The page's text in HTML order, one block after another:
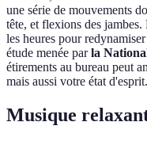
une série de mouvements
tête, et flexions des
les heures pour
étude menée parla
étirements au bureau peut
mais aussi votre état d'esprit.
Musique